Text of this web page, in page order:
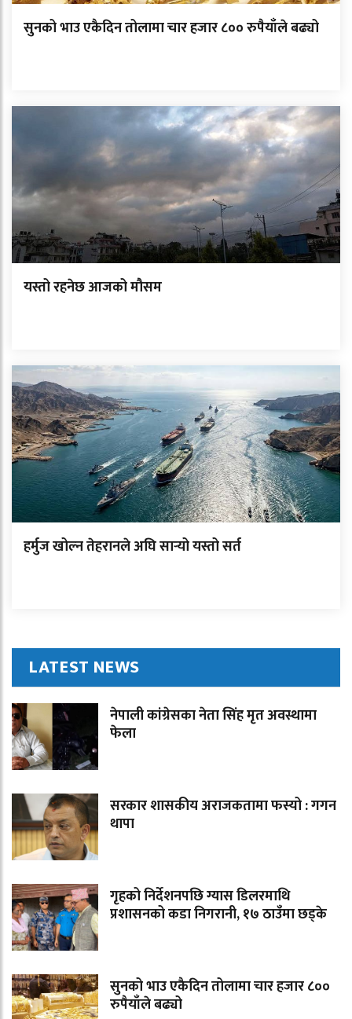
सुनको भाउ एकैदिन तोलामा चार हजार ८०० रुपैयाँले बढ्यो
यस्तो रहनेछ आजको मौसम
हर्मुज खोल्न तेहरानले अघि सार्‍यो यस्तो सर्त
LATEST NEWS
नेपाली कांग्रेसका नेता सिंह मृत अवस्थामा
फेला
सरकार शासकीय अराजकतामा फस्यो : गगन
थापा
गृहको निर्देशनपछि ग्यास डिलरमाथि
प्रशासनको कडा निगरानी, १७ ठाउँमा छड्के
सुनको भाउ एकैदिन तोलामा चार हजार ८००
रुपैयाँले बढ्यो